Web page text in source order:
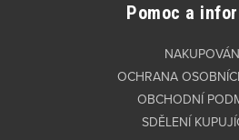
Pomoc a
OCHRANA
OBCHODNÍ
SDĚLENÍ